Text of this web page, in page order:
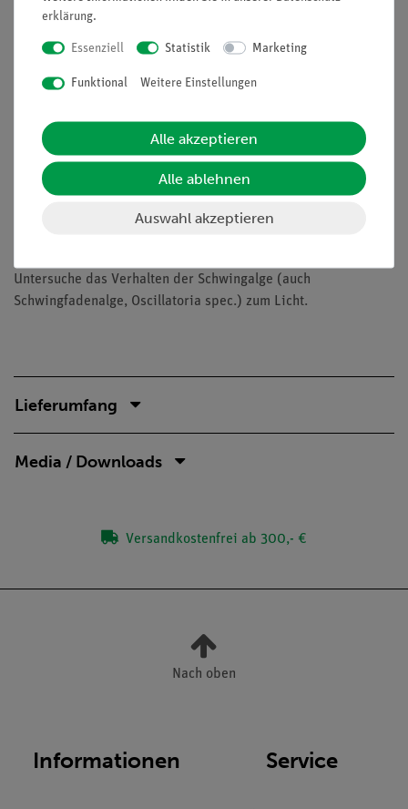
Nährstoffe und Verdauung, Sinne, Physiologie.
Mit Schülerarbeitsblatt, das für alle Klassenstufen
Besonders geeignet bei knapper Zeitplanung, da
minimale Vorbereitungszeit.
Dazu passendes Biologie-Set enthält alles für die
Durchführung des Versuchs notwendige Zubehör.
Untersuche das Verhalten der Schwingalge (auch
Schwingfadenalge, Oscillatoria spec.) zum Licht.
Lieferumfang
Media / Downloads
Versandkostenfrei ab 300,- €
Nach oben
Informationen Service
erklärung.
Essenziell Statistik Marketing
Funktional Weitere Einstellungen
Alle akzeptieren
Alle ablehnen
Auswahl akzeptieren